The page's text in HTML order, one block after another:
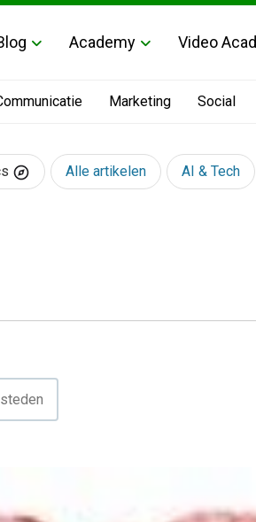
Academy Video
Marketing Social
Alle artikelen AI & Tech